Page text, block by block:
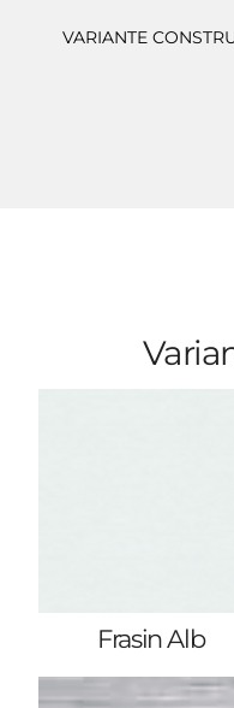
VARIANTE
Frasin Alb